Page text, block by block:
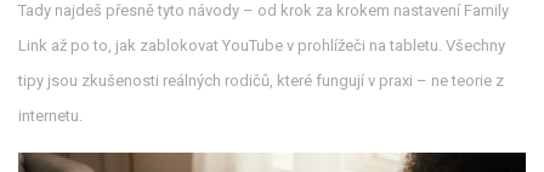
Tady najdeš přesně tyto návody – od krok za krokem nastavení Family
Link až po to, jak zablokovat YouTube v prohlížeči na tabletu. Všechny
tipy jsou zkušenosti reálných rodičů, které fungují v praxi – ne teorie z
internetu.